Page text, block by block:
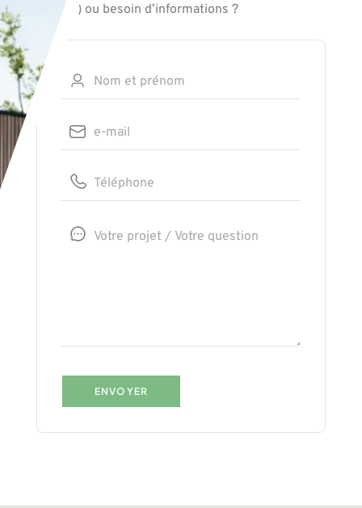
(31000) ou besoin d’informations ?
ENVOYER